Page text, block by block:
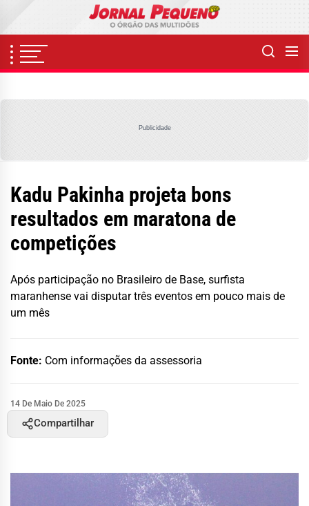
content
Publicidade
Kadu Pakinha projeta bons
resultados em maratona de
competições
Após participação no Brasileiro de Base, surfista
maranhense vai disputar três eventos em pouco mais de
um mês
Fonte: Com informações da assessoria
14 De Maio De 2025
Compartilhar